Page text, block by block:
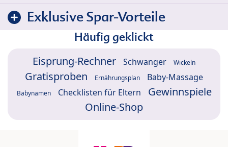
Exklusive Spar-Vorteile
Häufig geklickt
Eisprung-Rechner Schwanger Wickeln
Gratisproben Ernährungsplan Baby-Massage
Babynamen Checklisten für Eltern
Gewinnspiele
Online-Shop